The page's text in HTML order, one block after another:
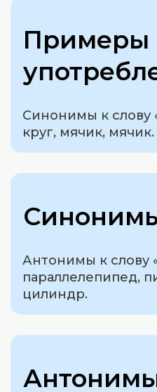
Примеры
Синонимы к слову
круг, мячик, мячик.
Антонимы к слову
параллелепипед,
цилиндр.